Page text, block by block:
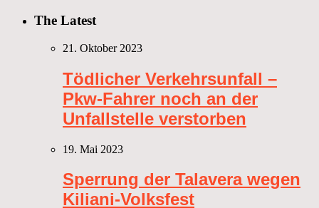
The Latest
21. Oktober 2023
Tödlicher Verkehrsunfall –
Pkw-Fahrer noch an der
Unfallstelle verstorben
19. Mai 2023
Sperrung der Talavera wegen
Kiliani-Volksfest